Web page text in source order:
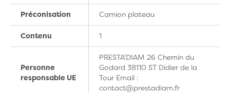
Préconisation Camion plateau
Contenu 1
Personne
responsable UE
PRESTA'DIAM 26 Chemin du
Godard 38110 ST Didier de la
Tour Email :
contact@prestadiam.fr